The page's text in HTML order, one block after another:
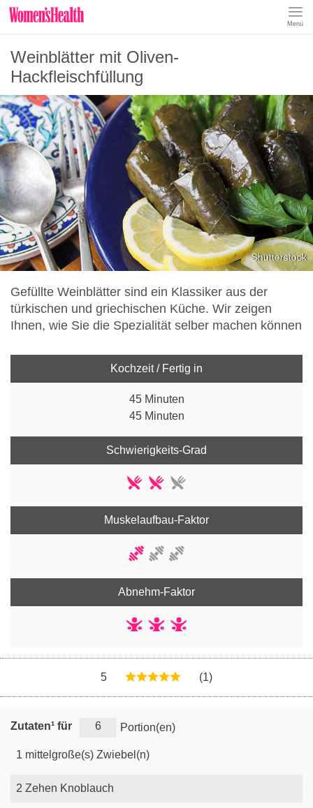
Menü
ABNEHMEN MUSKELAUFBAU
ERNÄHRUNGSFORMEN REZEPTKATEGORIEN
Weinblätter mit Oliven-
Hackfleischfüllung
Shutterstock
Gefüllte Weinblätter sind ein Klassiker aus der
türkischen und griechischen Küche. Wir zeigen
Ihnen, wie Sie die Spezialität selber machen können
Kochzeit / Fertig in
45 Minuten
45 Minuten
Schwierigkeits-Grad
Muskelaufbau-Faktor
Abnehm-Faktor
5 (1)
Zutaten¹ für Portion(en)
1 mittelgroße(s) Zwiebel(n)
2 Zehen Knoblauch